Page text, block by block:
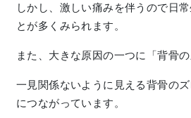
しかし、激しい痛みを伴うので日
とが多くみられます。
また、大きな原因の一つに「背骨の
一見関係ないように見える背骨の
につながっています。